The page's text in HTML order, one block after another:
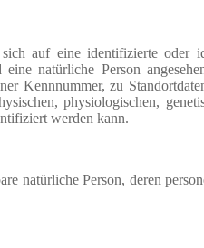
auf eine identifizierte oder
natürliche Person
Kennnummer, zu
physiologischen,
werden kann.
natürliche Person, deren